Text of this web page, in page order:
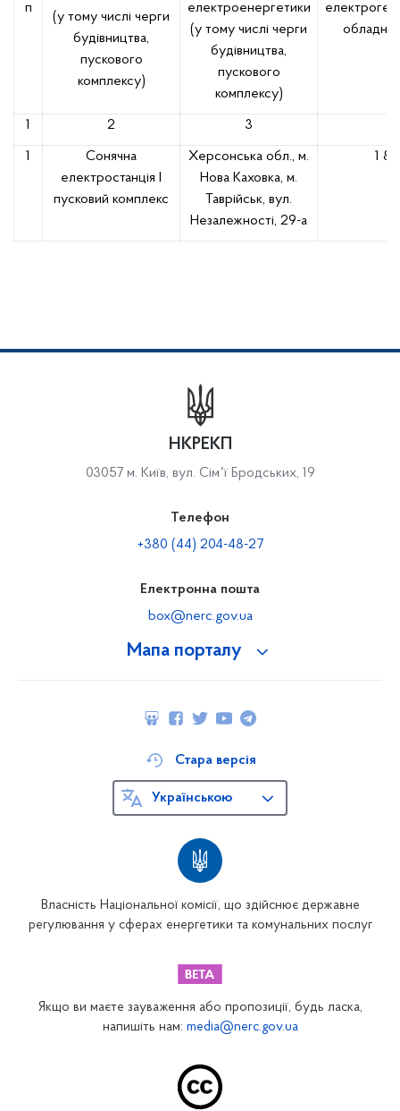
п
(у тому числі черги
будівництва,
пускового
комплексу)
електроенергетики
(у тому числі черги
будівництва,
пускового
комплексу)
1 2 3
1
Сонячна
електростанція І
пусковий комплекс
Херсонська обл., м.
Нова Каховка, м.
Таврійськ, вул.
Незалежності, 29-а
1
Мапа порталу
НКРЕКП
03057 м. Київ, вул. Сімʼї Бродських, 19
Телефон
+380 (44) 204-48-27
Електронна пошта
box@nerc.gov.ua
Власність Національної комісії, що здійснює державне
регулювання у сферах енергетики та комунальних послуг
Стара версія
Українською
Якщо ви маєте зауваження або пропозиції, будь ласка,
напишіть нам: media@nerc.gov.ua